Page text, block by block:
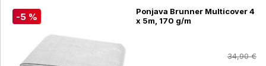
-5 %
Ponjava Brunner Multicover 4
x 5m, 170 g/m
34,90 €